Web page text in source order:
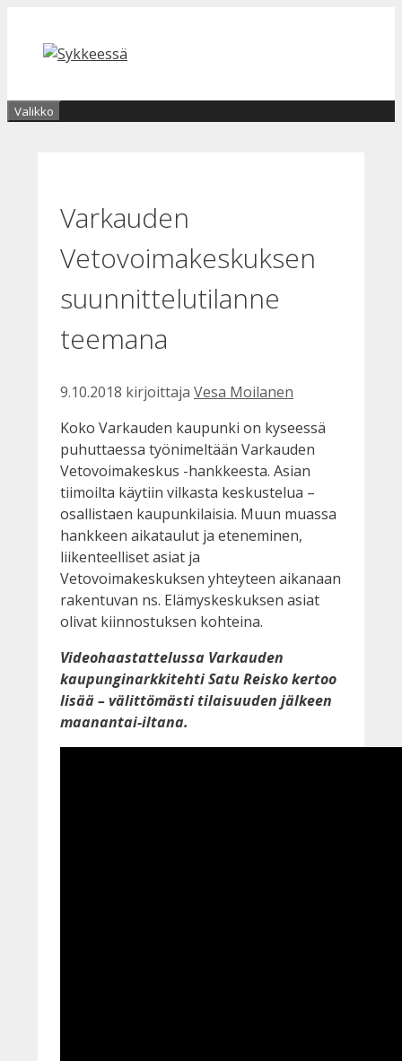
sisältöön
Valikko
Varkauden
Vetovoimakeskuksen
suunnittelutilanne
teemana
9.10.2018 kirjoittaja Vesa Moilanen
Koko Varkauden kaupunki on kyseessä
puhuttaessa työnimeltään Varkauden
Vetovoimakeskus -hankkeesta. Asian
tiimoilta käytiin vilkasta keskustelua –
osallistaen kaupunkilaisia. Muun muassa
hankkeen aikataulut ja eteneminen,
liikenteelliset asiat ja
Vetovoimakeskuksen yhteyteen aikanaan
rakentuvan ns. Elämyskeskuksen asiat
olivat kiinnostuksen kohteina.
Videohaastattelussa Varkauden
kaupunginarkkitehti Satu Reisko kertoo
lisää – välittömästi tilaisuuden jälkeen
maanantai-iltana.